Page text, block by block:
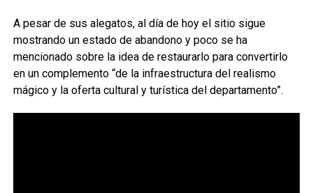
A pesar de sus alegatos, al día de hoy el sitio sigue
mostrando un estado de abandono y poco se ha
mencionado sobre la idea de restaurarlo para convertirlo
en un complemento “de la infraestructura del realismo
mágico y la oferta cultural y turística del departamento”.